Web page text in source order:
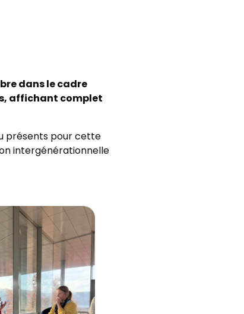
dans le cadre
affichant complet
présents pour cette
intergénérationnelle